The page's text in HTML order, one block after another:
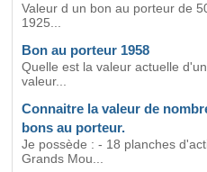
Valeur d un bon au porteur de
1925...
Bon au porteur 1958
Quelle est la valeur actuelle
valeur...
Connaitre la valeur de
bons au porteur.
Je possède : - 18 planches
Grands Mou...